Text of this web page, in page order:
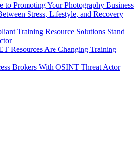
to Promoting Your Photography Business
Stress, Lifestyle, and Recovery
Training Resource Solutions Stand
Resources Are Changing Training
Brokers With OSINT Threat Actor